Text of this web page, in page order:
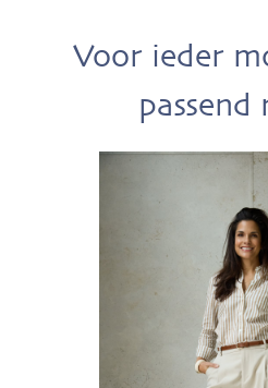
Voor ieder
passend